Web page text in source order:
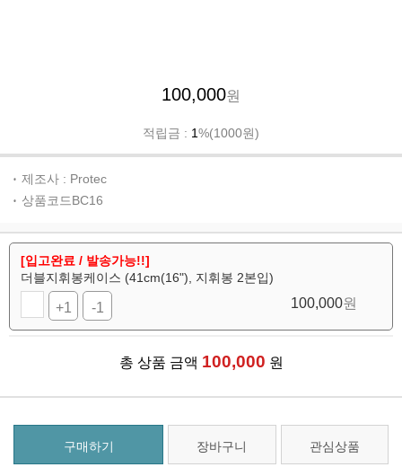
100,000원
적립금 : 1%(1000원)
제조사 : Protec
상품코드BC16
[입고완료 / 발송가능!!]
더블지휘봉케이스 (41cm(16"), 지휘봉 2본입)
+1 -1 100,000원
총 상품 금액 100,000 원
구매하기 장바구니 관심상품